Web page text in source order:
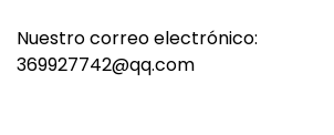
Nuestro correo electrónico:
369927742@qq.com